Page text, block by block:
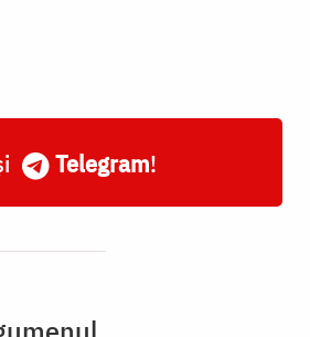
Telegram!